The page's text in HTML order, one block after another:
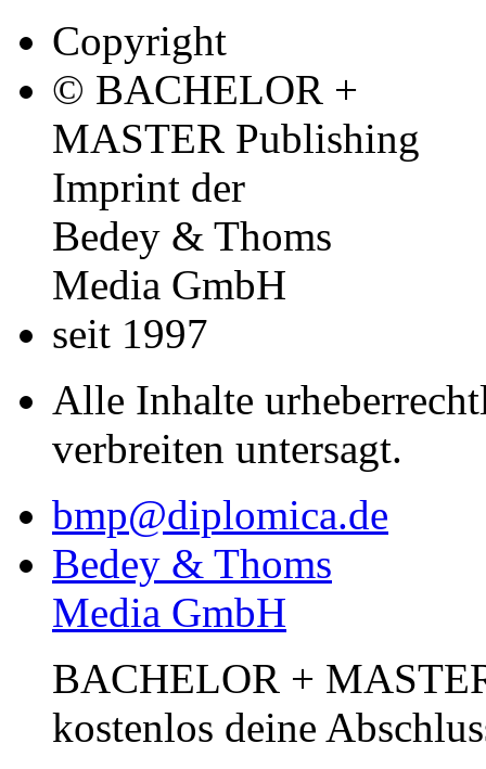
Copyright
© BACHELOR +
MASTER Publishing
Imprint der
Bedey & Thoms
Media GmbH
seit 1997
Alle Inhalte
verbreiten untersagt.
bmp@diplomica.de
Bedey & Thoms
Media GmbH
BACHELOR +
kostenlos deine